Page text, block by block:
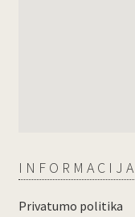
INFORMACIJA
Privatumo politika